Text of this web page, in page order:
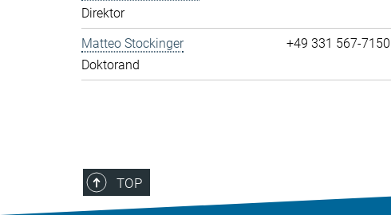
Direktor
Matteo Stockinger
Doktorand
+49 331 567-7150
TOP